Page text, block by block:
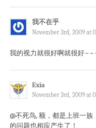
我不在乎
November 3rd, 2009 at
我的视力就很好啊就很好
Exia
November 3rd, 2009 at
@不死鸟, 额，都是上班一
的问题也相应产生了！